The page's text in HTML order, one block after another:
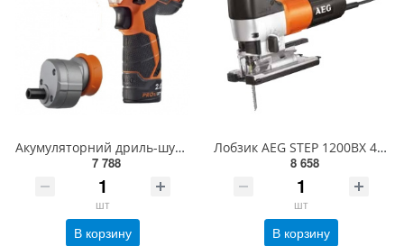
Акумуляторний дриль-шуруповерт BBS12C2LI-202BKIT3
7 788
шт
В корзину
Лобзик AEG STEP 1200BX 4935412819
8 658
шт
В корзину